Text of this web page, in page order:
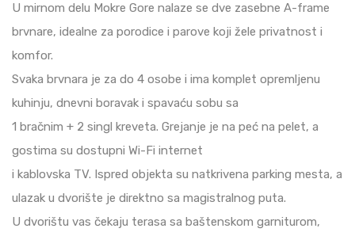
U mirnom delu Mokre Gore nalaze se dve zasebne A-frame
brvnare, idealne za porodice i parove koji žele privatnost i
komfor.
Svaka brvnara je za do 4 osobe i ima komplet opremljenu
kuhinju, dnevni boravak i spavaću sobu sa
1 bračnim + 2 singl kreveta. Grejanje je na peć na pelet, a
gostima su dostupni Wi-Fi internet
i kablovska TV. Ispred objekta su natkrivena parking mesta, a
ulazak u dvorište je direktno sa magistralnog puta.
U dvorištu vas čekaju terasa sa baštenskom garniturom,